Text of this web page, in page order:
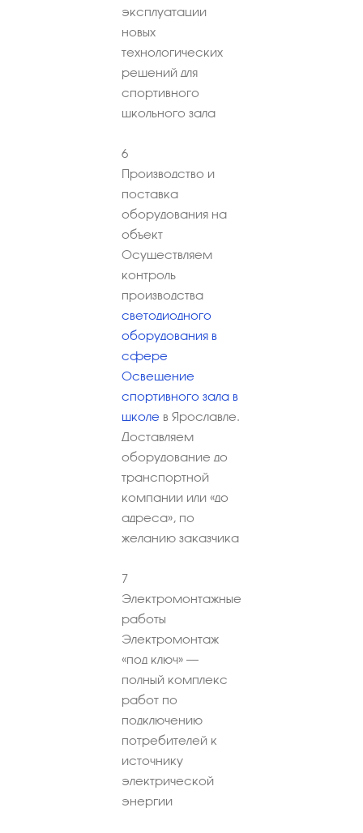
эксплуатации
новых
технологических
решений для
спортивного
школьного зала
6
Производство и
поставка
оборудования на
объект
Осуществляем
контроль
производства
светодиодного
оборудования в
сфере
Освещение
спортивного зала в
школе в Ярославле.
Доставляем
оборудование до
транспортной
компании или «до
адреса», по
желанию заказчика
7
Электромонтажные
работы
Электромонтаж
«под ключ» –
полный комплекс
работ по
подключению
потребителей к
источнику
электрической
энергии